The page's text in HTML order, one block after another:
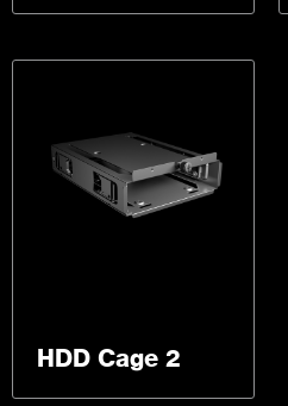
HDD Cage 2